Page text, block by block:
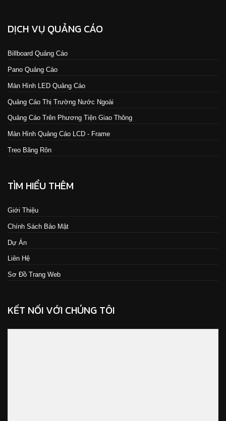
DỊCH VỤ QUẢNG CÁO
Billboard Quảng Cáo
Pano Quảng Cáo
Màn Hình LED Quảng Cáo
Quảng Cáo Thị Trường Nước Ngoài
Quảng Cáo Trên Phương Tiện Giao Thông
Màn Hình Quảng Cáo LCD - Frame
Treo Băng Rôn
TÌM HIỂU THÊM
Giới Thiệu
Chính Sách Bảo Mật
Dự Án
Liên Hệ
Sơ Đồ Trang Web
KẾT NỐI VỚI CHÚNG TÔI